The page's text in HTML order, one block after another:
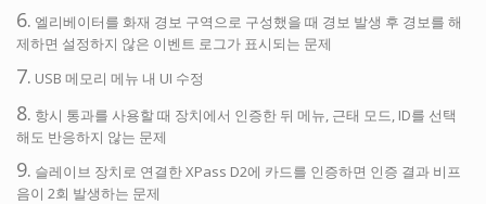
6. 엘리베이터를 화재 경보 구역으로 구성했을 때 경보 발생 후 경보를 해
제하면 설정하지 않은 이벤트 로그가 표시되는 문제
7. USB 메모리 메뉴 내 UI 수정
8. 항시 통과를 사용할 때 장치에서 인증한 뒤 메뉴, 근태 모드, ID를 선택
해도 반응하지 않는 문제
9. 슬레이브 장치로 연결한 XPass D2에 카드를 인증하면 인증 결과 비프
음이 2회 발생하는 문제